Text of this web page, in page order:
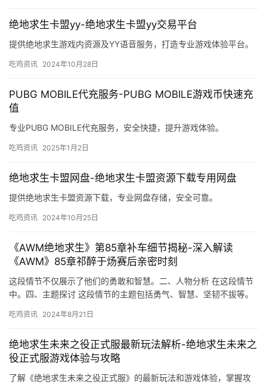
绝地求生卡盟yy-绝地求生卡盟yy交易平台
提供绝地求生游戏内资源及YY语音服务，打造专业游戏体验平台。
吃鸡资讯 2024年10月28日
PUBG MOBILE代充服务-PUBG MOBILE游戏币快速充
值
专业PUBG MOBILE代充服务，安全快捷，提升游戏体验。
吃鸡资讯 2025年1月2日
绝地求生卡盟网盘-绝地求生卡盟资源下载专用网盘
提供绝地求生卡盟资源下载，专业网盘存储，安全可靠。
吃鸡资讯 2024年10月25日
《AWM绝地求生》第85章补车细节揭秘-深入解读
《AWM》85章祁醉于炀赛后亲密时刻
这段情节不仅展示了他们的勇敢和智慧。二、人物分析 在这段情节
中。四、主题探讨 这段情节的主题包括勇气、智慧、坚韧不拔等。
吃鸡资讯 2024年8月21日
绝地求生未来之役正式服最新玩法解析-绝地求生未来之
役正式服游戏体验与攻略
了解《绝地求生未来之役正式服》的最新玩法和游戏体验，掌握攻